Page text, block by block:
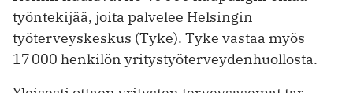
työn­tekijää, joita palvelee Helsingin
työterveyskeskus (Tyke). Tyke vastaa myös
17 000 henkilön yritystyöterveydenhuollosta.